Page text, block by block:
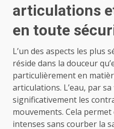
articulations
en toute
L’un des aspects les plus
réside dans la douceur
particulièrement en
articulations. L’eau, par
significativement les
mouvements. Cela permet
intenses sans courber la